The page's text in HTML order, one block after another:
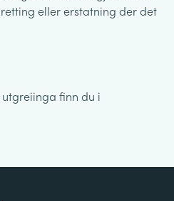
eller erstatning der det
finn du i